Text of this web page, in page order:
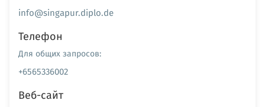
info@singapur.diplo.de
Телефон
Для общих запросов:
+6565336002
Веб-сайт